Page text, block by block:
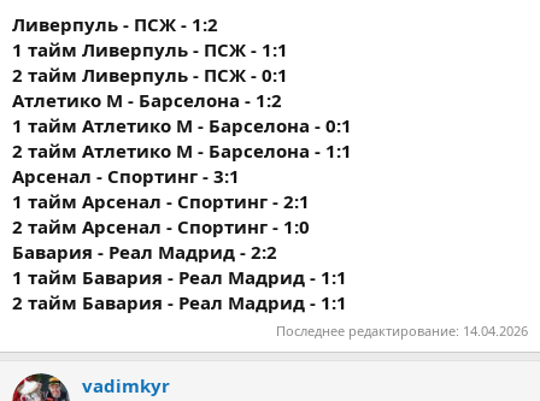
Ливерпуль - ПСЖ - 1:2
1 тайм Ливерпуль - ПСЖ - 1:1
2 тайм Ливерпуль - ПСЖ - 0:1
Атлетико М - Барселона - 1:2
1 тайм Атлетико М - Барселона - 0:1
2 тайм Атлетико М - Барселона - 1:1
Арсенал - Спортинг - 3:1
1 тайм Арсенал - Спортинг - 2:1
2 тайм Арсенал - Спортинг - 1:0
Бавария - Реал Мадрид - 2:2
1 тайм Бавария - Реал Мадрид - 1:1
2 тайм Бавария - Реал Мадрид - 1:1
Последнее редактирование: 14.04.2026
vadimkyr